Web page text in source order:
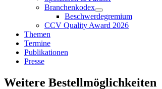
Branchenkodex
Beschwerdegremium
CCV Quality Award 2026
Themen
Termine
Publikationen
Presse
Weitere Bestellmöglichkeiten